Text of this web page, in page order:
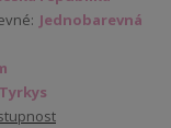
Jednobarevná